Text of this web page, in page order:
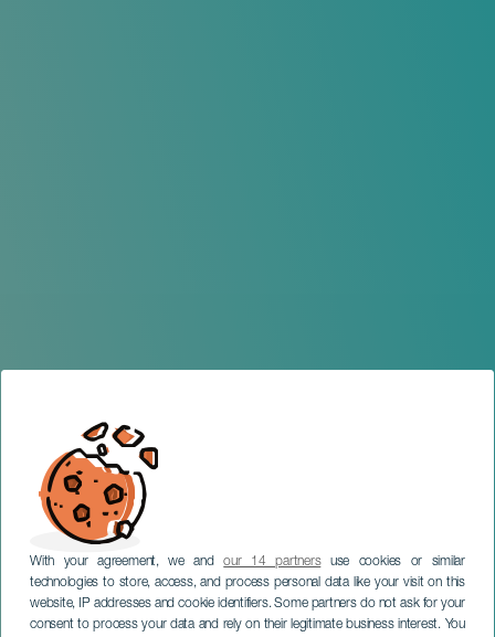
With your agreement, we andour 14 partnersuse cookies or similar
technologies to store, access, and process personal data like your visit on this
website, IP addresses and cookie identifiers. Some partners do not ask for your
consent to process your data and rely on their legitimate business interest. You